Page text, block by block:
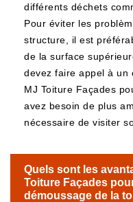
différents déchets
Pour éviter les
structure, il est
de la surface
devez faire appel à un
MJ Toiture Façades
avez besoin de plus
nécessaire de visiter
Quels sont les
Toiture Façades
démoussage de la